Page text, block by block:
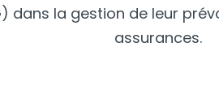
dans la gestion de leur
assurances.